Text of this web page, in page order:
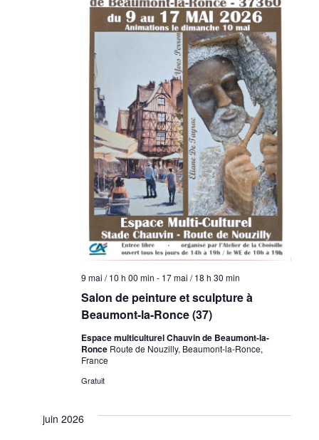
Salon de peinture et sculpture à
Beaumont-la-Ronce (37)
9 mai / 10 h 00 min - 17 mai / 18 h 30 min
Espace multiculturel Chauvin de Beaumont-la-
Ronce Route de Nouzilly, Beaumont-la-Ronce,
France
Gratuit
juin 2026